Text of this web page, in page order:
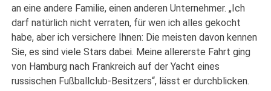
an eine andere Familie, einen anderen Unternehmer. „Ich
darf natürlich nicht verraten, für wen ich alles gekocht
habe, aber ich versichere Ihnen: Die meisten davon kennen
Sie, es sind viele Stars dabei. Meine allererste Fahrt ging
von Hamburg nach Frankreich auf der Yacht eines
russischen Fußballclub-Besitzers“, lässt er durchblicken.